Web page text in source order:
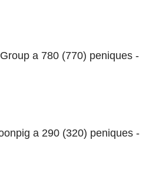
a 780 (770) peniques -
a 290 (320) peniques -